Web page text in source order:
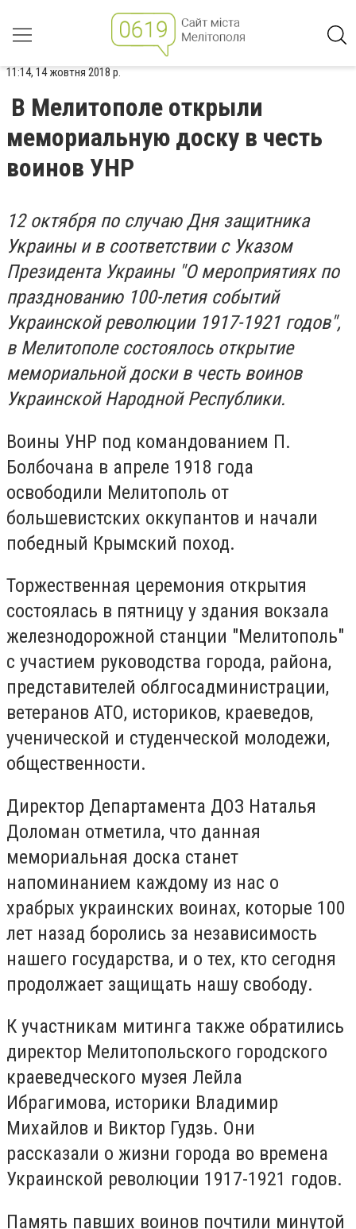
11:14, 14 жовтня 2018 р.
В Мелитополе открыли
мемориальную доску в честь
воинов УНР
12 октября по случаю Дня защитника
Украины и в соответствии с Указом
Президента Украины "О мероприятиях по
празднованию 100-летия событий
Украинской революции 1917-1921 годов",
в Мелитополе состоялось открытие
мемориальной доски в честь воинов
Украинской Народной Республики.
Воины УНР под командованием П.
Болбочана в апреле 1918 года
освободили Мелитополь от
большевистских оккупантов и начали
победный Крымский поход.
Торжественная церемония открытия
состоялась в пятницу у здания вокзала
железнодорожной станции "Мелитополь"
с участием руководства города, района,
представителей облгосадминистрации,
ветеранов АТО, историков, краеведов,
ученической и студенческой молодежи,
общественности.
Директор Департамента ДОЗ Наталья
Доломан отметила, что данная
мемориальная доска станет
напоминанием каждому из нас о
храбрых украинских воинах, которые 100
лет назад боролись за независимость
нашего государства, и о тех, кто сегодня
продолжает защищать нашу свободу.
К участникам митинга также обратились
директор Мелитопольского городского
краеведческого музея Лейла
Ибрагимова, историки Владимир
Михайлов и Виктор Гудзь. Они
рассказали о жизни города во времена
Украинской революции 1917-1921 годов.
Память павших воинов почтили минутой